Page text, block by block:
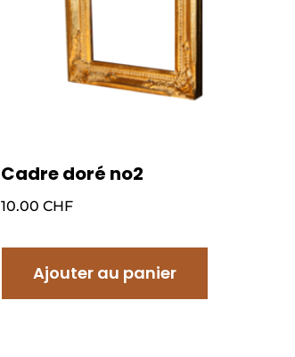
Cadre doré no2
10.00 CHF
Ajouter au panier